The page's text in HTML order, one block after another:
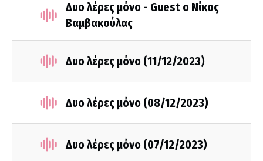
Δυο λέρες μόνο - Guest ο Νίκος
Βαμβακούλας
Δυο λέρες μόνο (11/12/2023)
Δυο λέρες μόνο (08/12/2023)
Δυο λέρες μόνο (07/12/2023)